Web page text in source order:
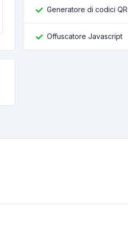
Generatore di codici QR
Offuscatore Javascript